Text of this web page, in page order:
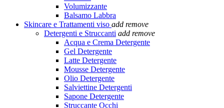
Volumizzante
Balsamo Labbra
Skincare e Trattamenti viso add remove
Detergenti e Struccanti add remove
Acqua e Crema Detergente
Gel Detergente
Latte Detergente
Mousse Detergente
Olio Detergente
Salviettine Detergenti
Sapone Detergente
Struccante Occhi